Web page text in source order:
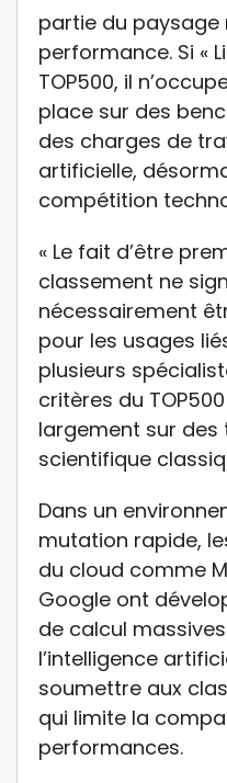
partie du paysage
performance. Si «
TOP500, il
place sur des
des charges de
artificielle,
compétition
« Le fait d’être
classement ne
nécessairement
pour les usages
plusieurs
critères du
largement sur des
scientifique
Dans un
mutation rapide,
du cloud comme
Google ont
de calcul
l’intelligence
soumettre aux
qui limite la
performances.